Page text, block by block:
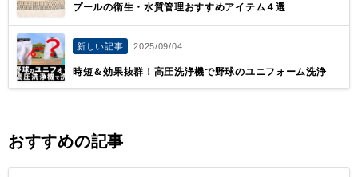
プールの衛生・水質管理おすすめアイテム４選
新しい記事 2025/09/04
時短＆効果抜群！高圧洗浄機で野球のユニフォーム洗浄
おすすめの記事